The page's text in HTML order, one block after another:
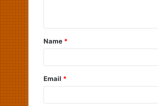
Name *
Email *